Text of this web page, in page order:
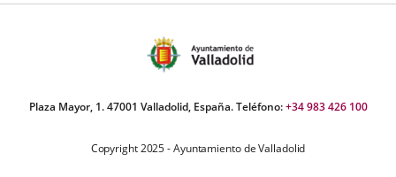
Plaza Mayor, 1. 47001 Valladolid, España. Teléfono:+34 983 426 100
Copyright 2025 - Ayuntamiento de Valladolid